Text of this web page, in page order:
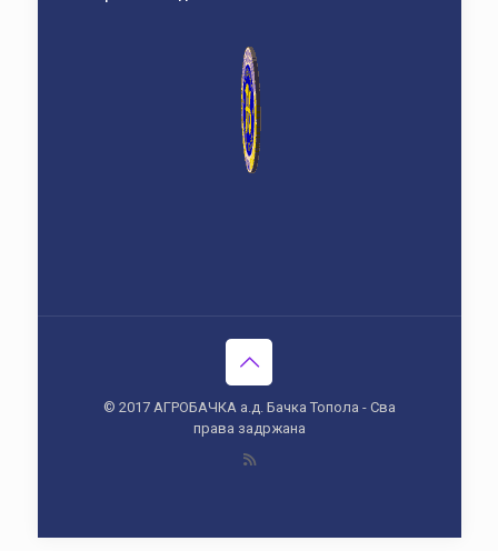
© 2017 АГРОБАЧКА а.д. Бачка Топола - Сва
права задржана